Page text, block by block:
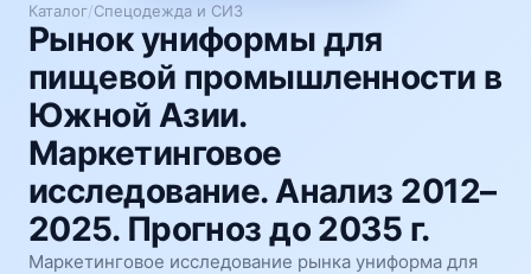
Каталог/Спецодежда и СИЗ
Рынок униформы для
пищевой промышленности в
Южной Азии.
Маркетинговое
исследование. Анализ 2012–
2025. Прогноз до 2035 г.
Маркетинговое исследование рынка униформа для